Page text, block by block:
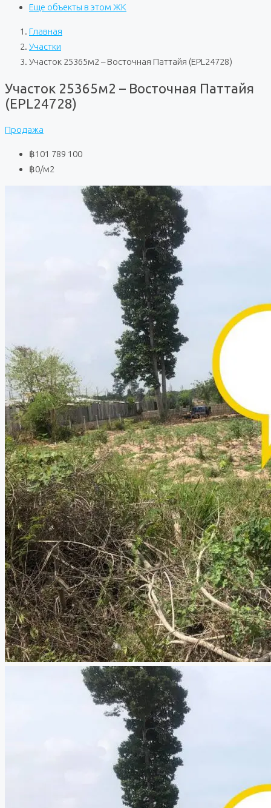
Еще объекты в этом ЖК
Главная
Участки
Участок 25365м2 – Восточная Паттайя (EPL24728)
Участок 25365м2 – Восточная Паттайя
(EPL24728)
Продажа
฿101 789 100
฿0/м2